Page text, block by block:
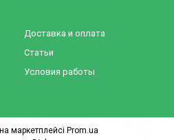
Доставка и оплата
Статьи
Условия работы
маркетплейсі Prom.ua